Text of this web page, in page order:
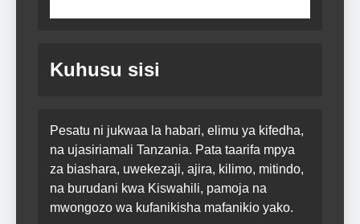
Kuhusu sisi
Pesatu ni jukwaa la habari, elimu ya kifedha,
na ujasiriamali Tanzania. Pata taarifa mpya
za biashara, uwekezaji, ajira, kilimo, mitindo,
na burudani kwa Kiswahili, pamoja na
mwongozo wa kufanikisha mafanikio yako.